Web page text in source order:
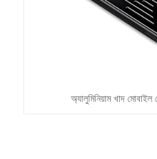
অ্যালুমিনিয়াম খাদ